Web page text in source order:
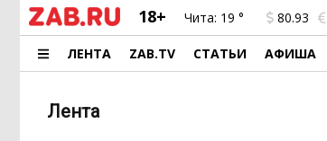
18+ Чита: 19 ° 80.93
ЛЕНТА ZAB.TV СТАТЬИ АФИША
Лента